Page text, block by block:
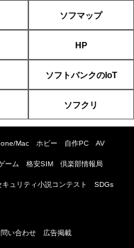
ソフマップ
HP
ソフトバンクのIoT
ソフクリ
Mac ホビー 自作PC AV
ーム 格安SIM 倶楽部情報局
ュリティ小説コンテスト SDGs
い合わせ 広告掲載